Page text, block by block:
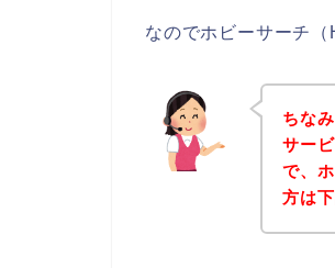
なのでホビーサーチ
ちな
サー
で、
方は